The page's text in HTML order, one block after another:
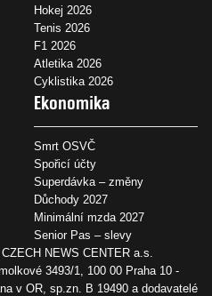
Hokej 2026
Tenis 2026
F1 2026
Atletika 2026
Cyklistika 2026
Ekonomika
Smrt OSVČ
Spořicí účty
Superdávka – změny
Důchody 2027
Minimální mzda 2027
Senior Pas – slevy
CZECH NEWS CENTER a.s.
3493/1, 100 00 Praha 10 -
v OR, sp.zn. B 19490 a dodavatelé